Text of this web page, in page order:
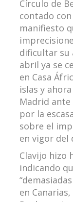
Círculo de
contado
manifiesto
dificultar su
abril ya se
en Casa
islas y
Madrid
por la
sobre el
en vigor del
Clavijo hizo
indicando
en